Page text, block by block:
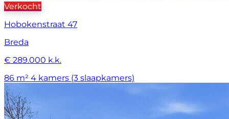
Verkocht
Hobokenstraat 47
Breda
€ 289.000 k.k.
86 m² 4 kamers (3 slaapkamers)